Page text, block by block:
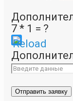
7 * 1 = ?
Please
enter
characters